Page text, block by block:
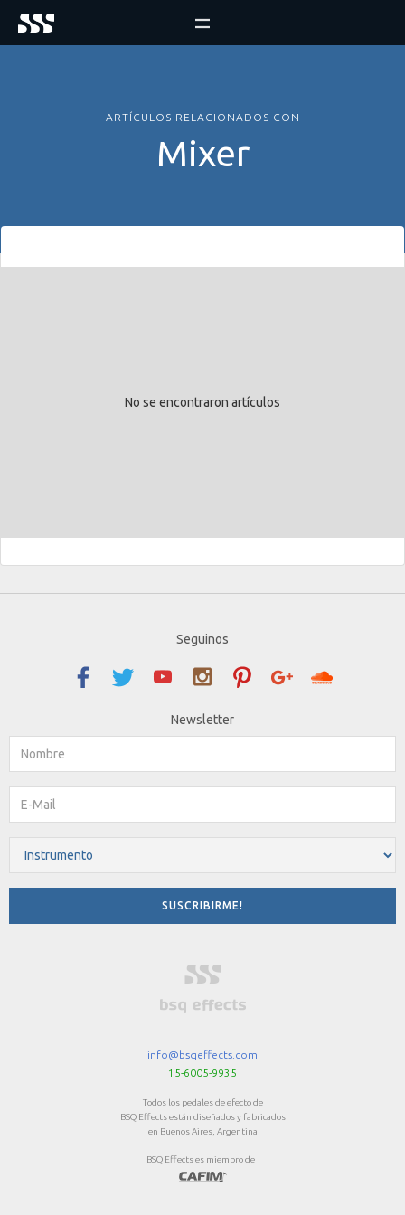
ARTÍCULOS RELACIONADOS CON
Mixer
No se encontraron artículos
Seguinos
Newsletter
info@bsqeffects.com
15-6005-9935
Todos los pedales de efecto de
BSQ Effects están diseñados y fabricados
en Buenos Aires, Argentina
BSQ Effects es miembro de